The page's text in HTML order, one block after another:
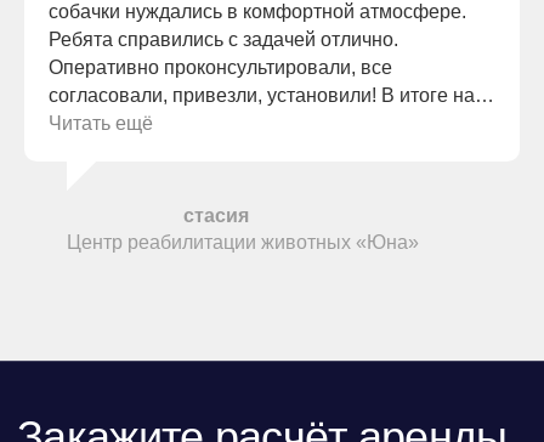
собачки нуждались в комфортной атмосфере.
Ребята справились с задачей отлично.
Оперативно проконсультировали, все
согласовали, привезли, установили! В итоге на
площадке весь день была приятная прохлада, за
Читать ещё
стасия
Центр реабилитации животных «Юна»
ВОПРОС-ОТВЕТ
КОНТАКТЫ
ЭЛЕКТРИЧЕСКИЕ
ОБОГРЕВАТЕЛИ
ИНФРАКРАСНЫЕ
ОБОГРЕВАТЕЛИ
ТЕПЛОВЕНТИЛЯТОРЫ
ТЕПЛОВЫЕ ПУШКИ
ТЕПЛОВЫЕ ЗАВЕСЫ
ОБОГРЕВАТЕЛИ
ЭЛЕКТРИЧЕСКИЕ
ТЕПЛОВЫЕ ПУШКИ
ОСУШИТЕЛИ
ИП Терещенко В. А
оборудования для мероприятий